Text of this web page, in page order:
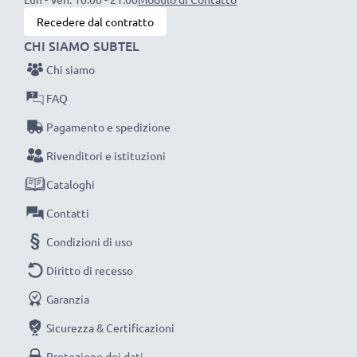
ambientale e gli scarti superflui.
Scegli CELLONIC, scegli la lunga durata e l'efficienza,
non fare compromessi sulla qualità: ordina ora!
Recedere dal contratto
CHI SIAMO SUBTEL
Chi siamo
FAQ
Pagamento e spedizione
Rivenditori e istituzioni
Cataloghi
Contatti
Condizioni di uso
Diritto di recesso
Garanzia
Sicurezza & Certificazioni